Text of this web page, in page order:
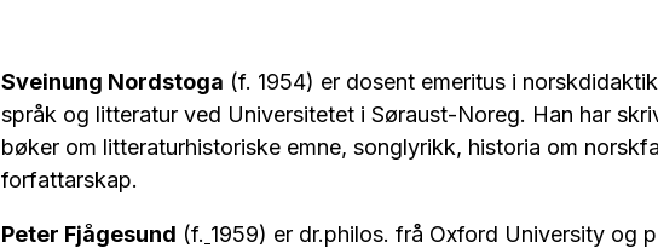
Sveinung Nordstoga (f. 1954) er dosent emeritus i
språk og litteratur ved Universitetet i Søraust-Noreg. Han har
bøker om litteraturhistoriske emne, songlyrikk, historia om
forfattarskap.
Peter Fjågesund (f. 1959) er dr.philos. frå Oxford University og